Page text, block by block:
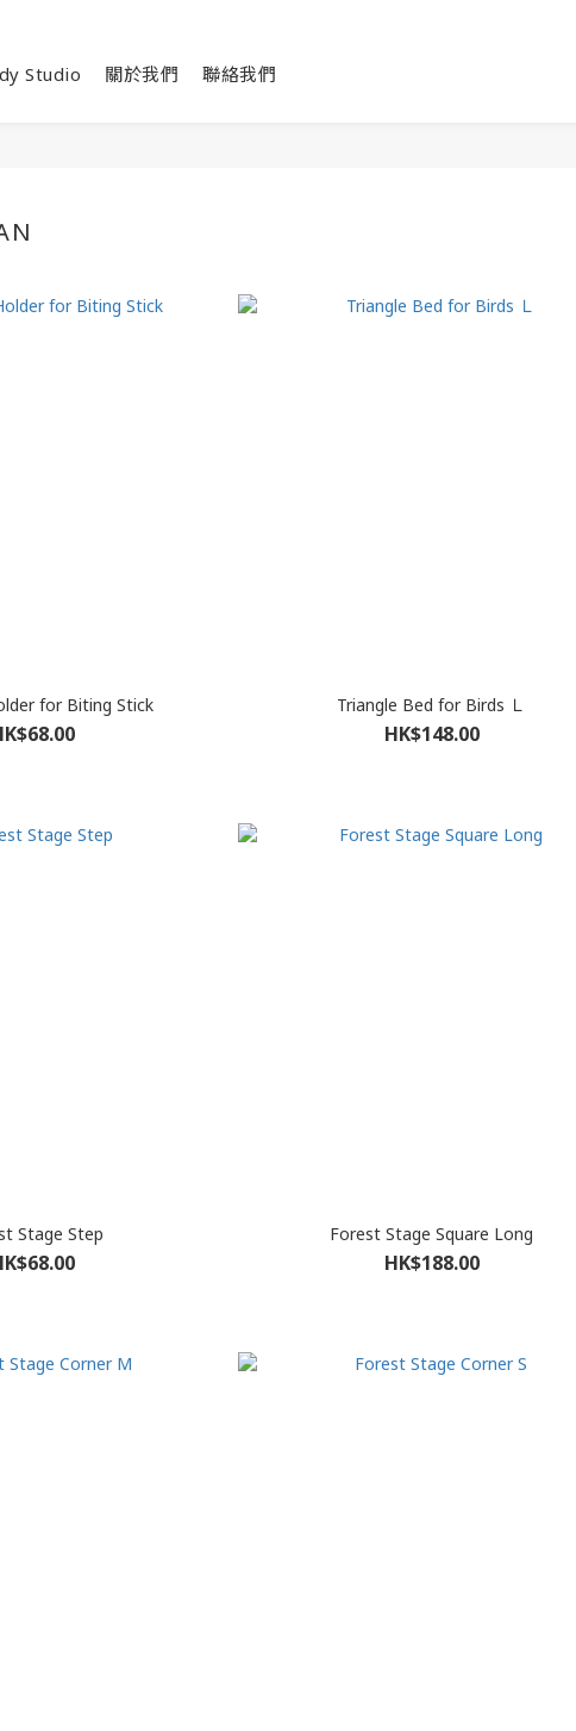
Studio 關於我們 聯絡我們
for Biting Stick Triangle Bed for Birds Ｌ
HK$148.00
Stage Step Forest Stage Square Long
HK$188.00